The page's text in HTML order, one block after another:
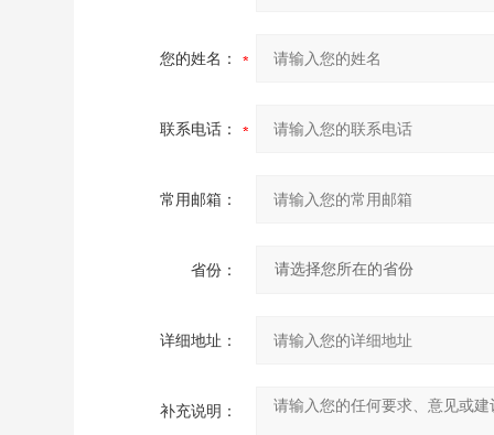
您的姓名：
联系电话：
常用邮箱：
省份：
详细地址：
补充说明：